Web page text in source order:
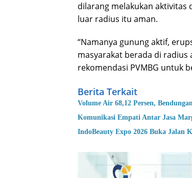
dilarang melakukan aktivitas
luar radius itu aman.
“Namanya gunung aktif,
masyarakat berada di
rekomendasi PVMBG untuk
Berita Terkait
Volume Air 68,12 Persen,
Komunikasi Empati Antar Jasa
IndoBeauty Expo 2026 Buka Jalan